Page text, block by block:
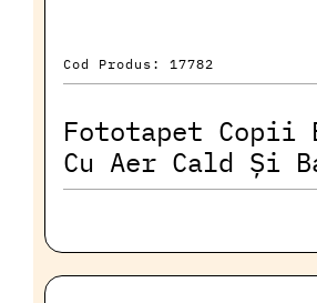
Cod Produs: 17782
Fototapet Copii
Cu Aer Cald Și